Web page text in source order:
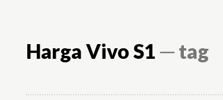
Harga Vivo S1 ─ tag